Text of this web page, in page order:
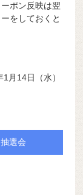
ポン反映は翌
をしておくと
月14日（水）
選会